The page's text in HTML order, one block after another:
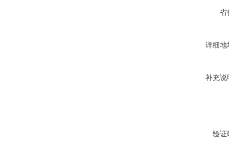
省
详细地
补充说
验证